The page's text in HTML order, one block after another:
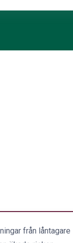
från låntagare